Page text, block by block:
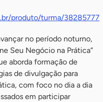
produto/turma/38285777
no período noturno,
Seu Negócio na Prática”
aborda formação de
de divulgação para
com foco no dia a dia
em participar